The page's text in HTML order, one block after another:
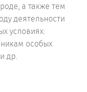
а также тем
деятельности
условиях:
особых
др.